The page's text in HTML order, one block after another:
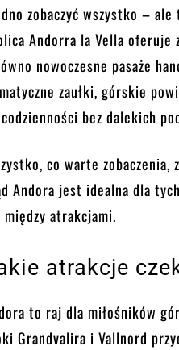
zobaczyć wszystko –
Andorra la Vella oferuje
nowoczesne pasaże
zaułki, górskie
bez dalekich
co warte
Andora jest idealna dla
między atrakcjami.
atrakcje
to raj dla miłośników
Grandvalira i Vallnord